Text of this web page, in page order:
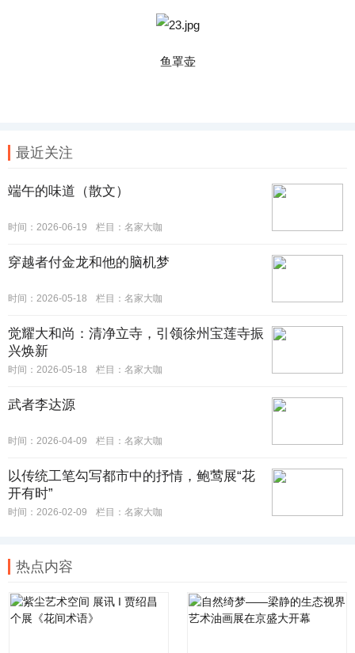
鱼罩壶
最近关注
端午的味道（散文）
时间：2026-06-19 栏目： 名家大咖
穿越者付金龙和他的脑机梦
时间：2026-05-18 栏目： 名家大咖
觉耀大和尚：清净立寺，引领徐州宝莲寺振
兴焕新
时间：2026-05-18 栏目： 名家大咖
武者李达源
时间：2026-04-09 栏目： 名家大咖
以传统工笔勾写都市中的抒情，鲍莺展“花
开有时”
时间：2026-02-09 栏目： 名家大咖
热点内容